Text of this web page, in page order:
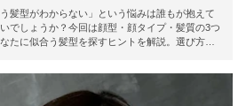
う髪型がわからない」という悩みは誰もが抱えて
でしょうか？今回は顔型・顔タイプ・髪質の3つ
たに似合う髪型を探すヒントを解説。選び方だ